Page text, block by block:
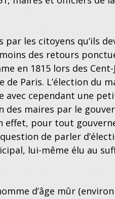
par les citoyens qu’ils
des retours
en 1815 lors des
de Paris. L’élection du
cependant une
des maires par le
effet, pour tout
de parler
lui-même élu au
d’âge mûr